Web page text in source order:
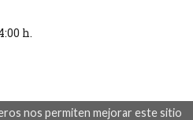
nos permiten mejorar este sitio
h.